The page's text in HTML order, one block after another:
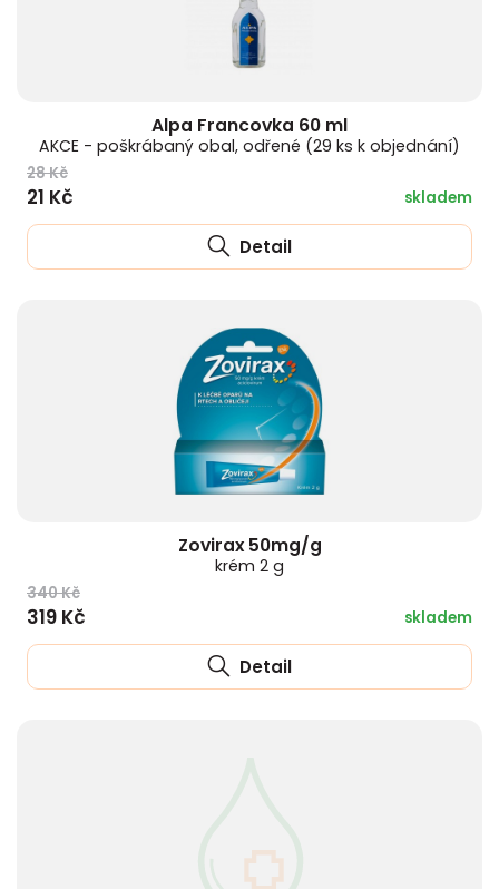
Alpa Francovka 60 ml
AKCE - poškrábaný obal, odřené (29 ks k objednání)
28 Kč
21 Kč skladem
Detail
Zovirax 50mg/g
krém 2 g
340 Kč
319 Kč skladem
Detail